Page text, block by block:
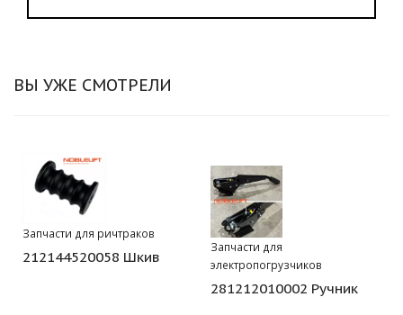
ВЫ УЖЕ СМОТРЕЛИ
Запчасти для ричтраков
212144520058 Шкив
Запчасти для
электропогрузчиков
281212010002 Ручник